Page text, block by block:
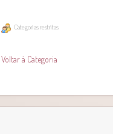
Categorias restritas
Voltar à Categoria